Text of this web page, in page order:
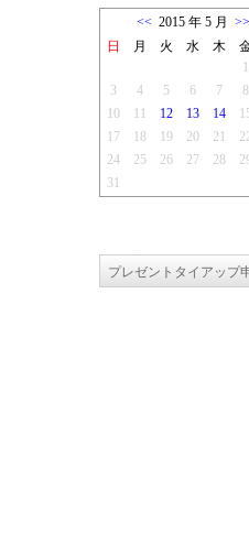
<<2015 年 5 月 >>
日
月 火 水 木
1
3
4 5 6 7 8
10
11 12 13 14
17
18 19 20 21
24
25 26 27 28
31
プレゼントタイアップ